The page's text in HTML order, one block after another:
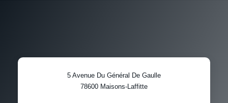
PART DES MÉNAGES SANS
VOITURE
5 Avenue Du Général De Gaulle
78600 Maisons-Laffitte